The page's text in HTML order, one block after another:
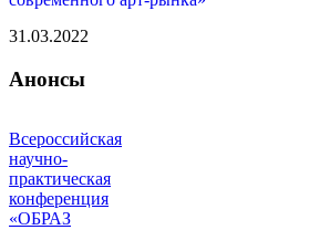
31.03.2022
Анонсы
Всероссийская
научно-
практическая
конференция
«ОБРАЗ